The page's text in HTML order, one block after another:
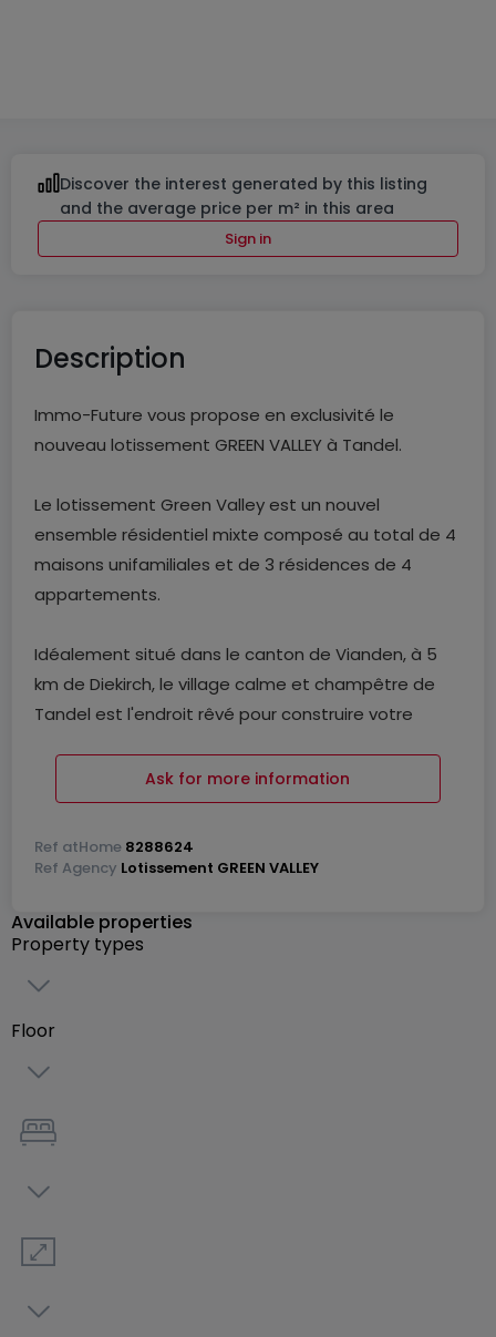
Discover the interest generated by this listing
and the average price per m² in this area
Sign in
Description
Immo-Future vous propose en exclusivité le
nouveau lotissement GREEN VALLEY à Tandel.
Le lotissement Green Valley est un nouvel
ensemble résidentiel mixte composé au total de 4
maisons unifamiliales et de 3 résidences de 4
appartements.
Idéalement situé dans le canton de Vianden, à 5
km de Diekirch, le village calme et champêtre de
Tandel est l'endroit rêvé pour construire votre
La situation du lotissement, offre un
proximité des villes de Diekirch et Ettelbrück
commerciaux, écoles, crèches, transports en
commun, centres médicaux), tout en offrant le
confort et les bénéfices d'un cadre de vie calme et
Les 4 maisons construites sur des terrains de 4,30 à
de jardins aux perspectives dégagées.
Les 3 résidences de 4 unités chacune seront
chambres et 2 appartements au rez-de-chaussée
Ask for more information
Ref atHome 8288624
Ref Agency Lotissement GREEN VALLEY
Available properties
Property types
Floor